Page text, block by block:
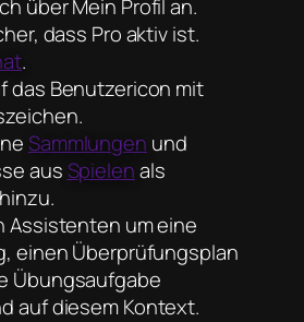
über Mein Profil an.
dass Pro aktiv ist.
.
das Benutzericon mit
Sammlungen und
aus Spielenals
Assistenten um eine
einen Überprüfungsplan
Übungsaufgabe
auf diesem Kontext.